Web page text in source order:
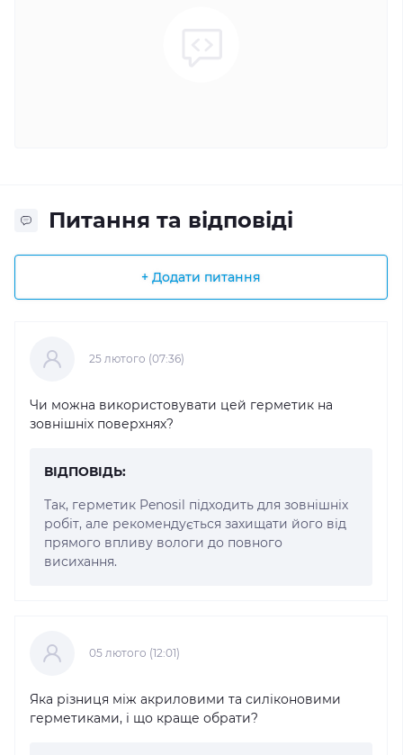
Питання та відповіді
+ Додати питання
25 лютого (07:36)
Чи можна використовувати цей герметик на
зовнішніх поверхнях?
ВІДПОВІДЬ:
Так, герметик Penosil підходить для зовнішніх
робіт, але рекомендується захищати його від
прямого впливу вологи до повного
висихання.
05 лютого (12:01)
Яка різниця між акриловими та силіконовими
герметиками, і що краще обрати?